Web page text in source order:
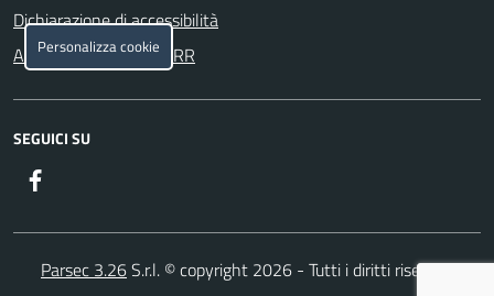
Dichiarazione di accessibilità
Attuazione misure PNRR
SEGUICI SU
Parsec 3.26S.r.l. © copyright 2026 - Tutti i diritti riservati
Personalizza cookie